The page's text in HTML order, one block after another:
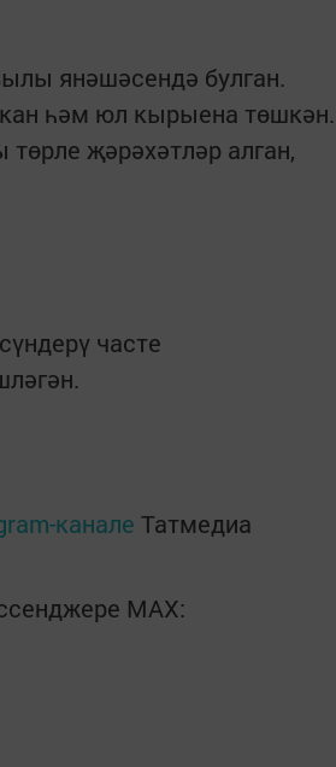
янәшәсендә булган.
һәм юл кырыена төшкән.
җәрәхәтләр алган,
часте
канале Татмедиа
MАХ: